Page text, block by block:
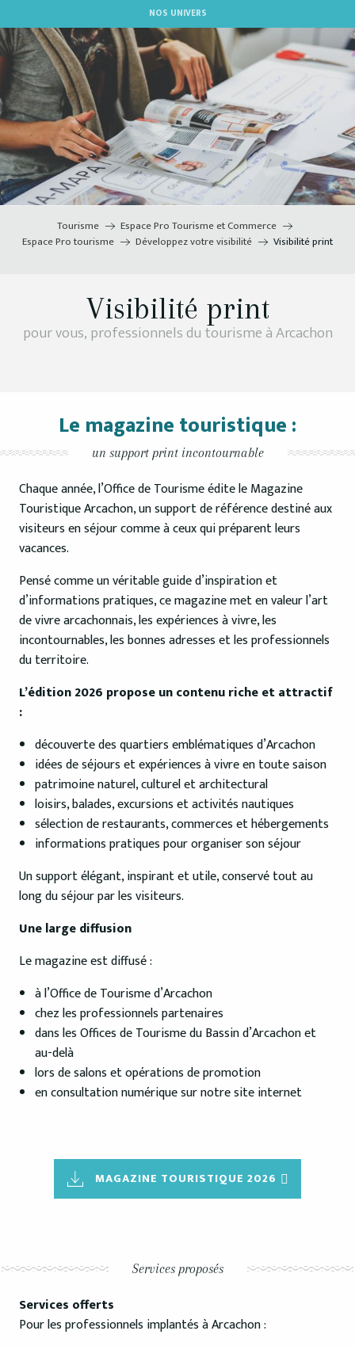
au
contenu
principal
NOS UNIVERS
Tourisme
Espace Pro Tourisme et Commerce
Espace Pro tourisme
Développez votre visibilité Visibilité print
Visibilité print
pour vous, professionnels du tourisme à Arcachon
Le magazine touristique :
un support print incontournable
Chaque année, l’Office de Tourisme édite le Magazine
Touristique Arcachon, un support de référence destiné aux
visiteurs en séjour comme à ceux qui préparent leurs
vacances.
Pensé comme un véritable guide d’inspiration et
d’informations pratiques, ce magazine met en valeur l’art
de vivre arcachonnais, les expériences à vivre, les
incontournables, les bonnes adresses et les professionnels
du territoire.
L’édition 2026 propose un contenu riche et attractif
:
découverte des quartiers emblématiques d’Arcachon
idées de séjours et expériences à vivre en toute saison
patrimoine naturel, culturel et architectural
loisirs, balades, excursions et activités nautiques
sélection de restaurants, commerces et hébergements
informations pratiques pour organiser son séjour
Un support élégant, inspirant et utile, conservé tout au
long du séjour par les visiteurs.
Une large diffusion
Le magazine est diffusé :
à l’Office de Tourisme d’Arcachon
chez les professionnels partenaires
dans les Offices de Tourisme du Bassin d’Arcachon et
au-delà
lors de salons et opérations de promotion
en consultation numérique sur notre site internet
MAGAZINE TOURISTIQUE 2026
Services proposés
Services offerts
Pour les professionnels implantés à Arcachon :